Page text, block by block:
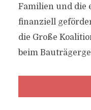
Familien und die
finanziell
die Große
beim